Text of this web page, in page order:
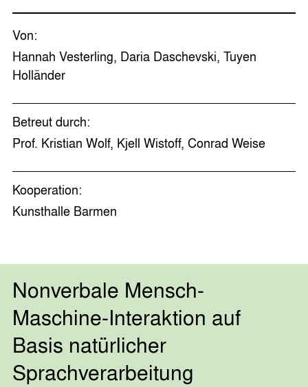
Von:
Hannah Vesterling, Daria Daschevski, Tuyen
Holländer
Betreut durch:
Prof. Kristian Wolf, Kjell Wistoff, Conrad Weise
Kooperation:
Kunsthalle Barmen
Nonverbale Mensch-
Maschine-Interaktion auf
Basis natürlicher
Sprachverarbeitung